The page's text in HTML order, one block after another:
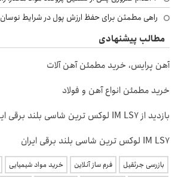
راهی مطمئن برای حفظ ارزش پول در شرایط نوسان
مطالب پیشنهادی
آهن پرایس، خرید مطمئن آهن آلات
خرید مطمئن انواع آهن و فولاد
بازدید از IM LS7 لوکس ترین شاسی بلند برقی ایران در باشگاه انقلاب
IM LS7 لوکس ترین شاسی بلند برقی ایران
بازرسی جرثقیل فرم ساز آنلاین خرید مواد شیمیایی